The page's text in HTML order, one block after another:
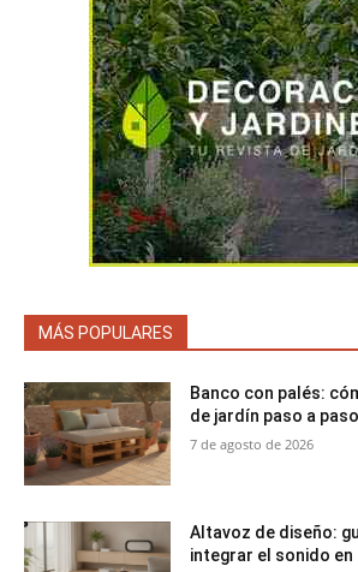
MÁS POPULARES
Banco con palés:
de jardín paso a paso
7 de agosto de 2026
Altavoz de diseño:
integrar el sonido